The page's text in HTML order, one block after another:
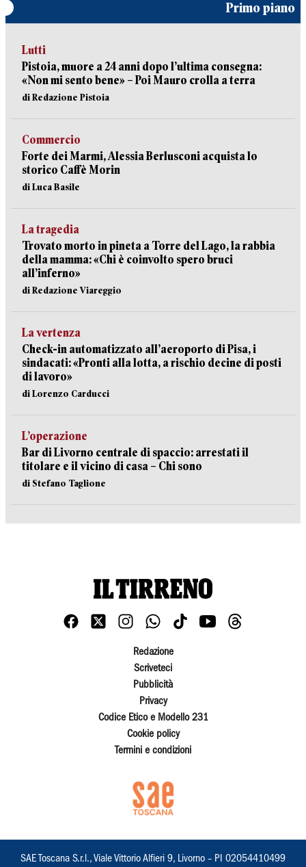
Primo piano
Lutti
Pistoia, muore a 24 anni dopo l’ultima consegna:
«Non mi sento bene» – Poi Mauro crolla a terra
di Redazione Pistoia
Commercio
Forte dei Marmi, Alessia Berlusconi acquista lo
storico Caffè Morin
di Luca Basile
La tragedia
Trovato morto in pineta a Torre del Lago, la rabbia
della mamma: «Chi è coinvolto spero bruci
all’inferno»
di Redazione Viareggio
La vertenza
Check-in automatizzato all’aeroporto di Pisa, i
sindacati: «Pronti alla lotta, a rischio decine di posti
di lavoro»
di Lorenzo Carducci
L’operazione
Bar di Livorno centrale di spaccio: arrestati il
titolare e il vicino di casa – Chi sono
di Stefano Taglione
Redazione
Scriveteci
Pubblicità
Privacy
Codice Etico e Modello 231
Cookie policy
Termini e condizioni
SAE Toscana S.r.l., Viale Vittorio Alfieri 9, Livorno – PI 02054410499